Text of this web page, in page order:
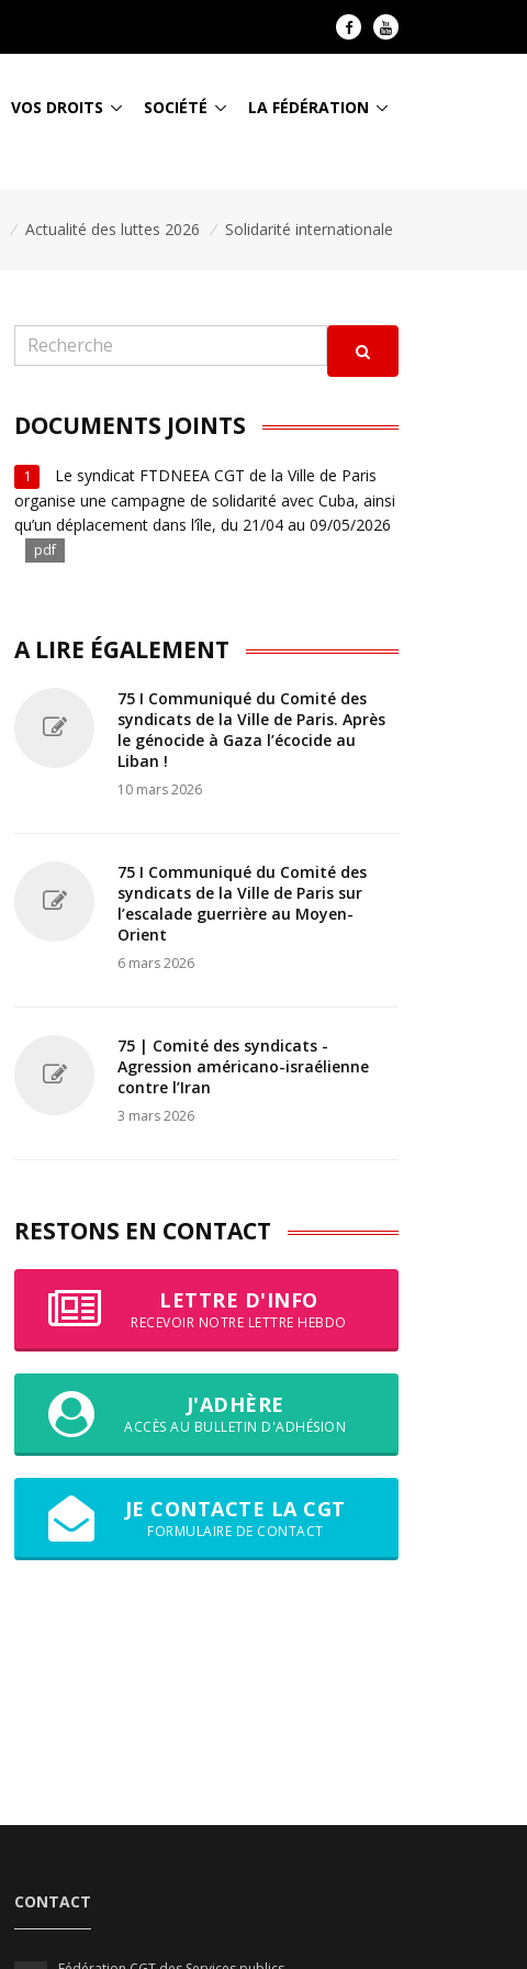
VOS DROITS SOCIÉTÉ LA FÉDÉRATION
/ Actualité des luttes 2026 / Solidarité internationale
DOCUMENTS JOINTS
1
Le syndicat FTDNEEA CGT de la Ville de Paris
organise une campagne de solidarité avec Cuba, ainsi
qu’un déplacement dans l’île, du 21/04 au 09/05/2026
pdf
A LIRE ÉGALEMENT
75 I Communiqué du Comité des
syndicats de la Ville de Paris. Après
le génocide à Gaza l’écocide au
Liban !
10 mars 2026
75 I Communiqué du Comité des
syndicats de la Ville de Paris sur
l’escalade guerrière au Moyen-
Orient
6 mars 2026
75 | Comité des syndicats -
Agression américano-israélienne
contre l’Iran
3 mars 2026
RESTONS EN CONTACT
LETTRE D'INFO
RECEVOIR NOTRE LETTRE HEBDO
J'ADHÈRE
ACCÈS AU BULLETIN D'ADHÉSION
JE CONTACTE LA CGT
FORMULAIRE DE CONTACT
CONTACT